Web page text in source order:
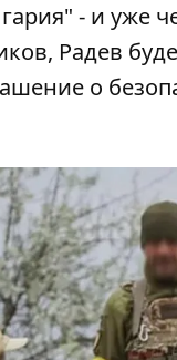
- и уже
Радев
о